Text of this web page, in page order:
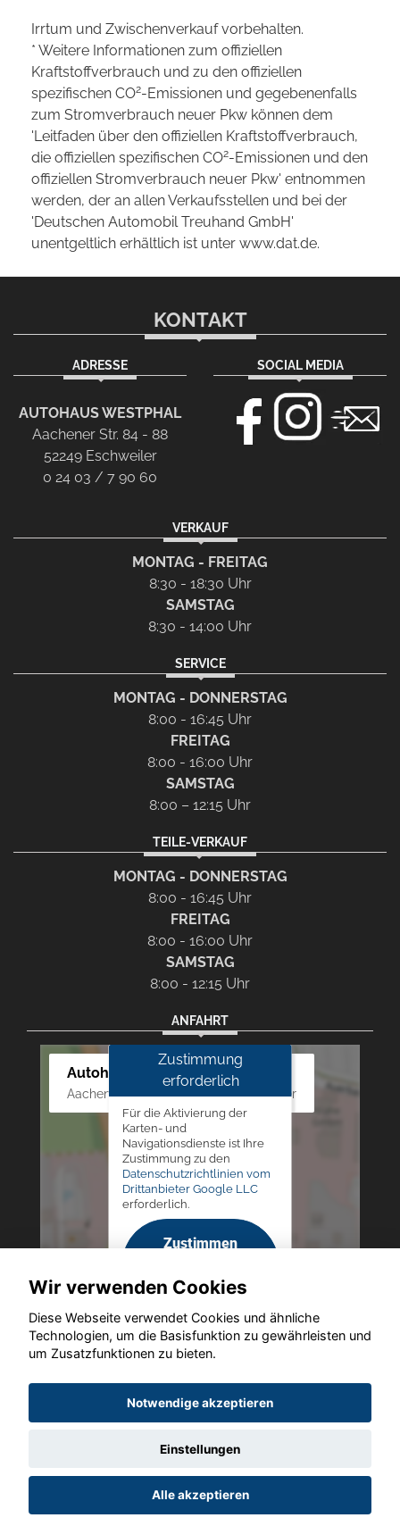
Irrtum und Zwischenverkauf vorbehalten.
* Weitere Informationen zum offiziellen
Kraftstoffverbrauch und zu den offiziellen
spezifischen CO2-Emissionen und gegebenenfalls
zum Stromverbrauch neuer Pkw können dem
'Leitfaden über den offiziellen Kraftstoffverbrauch,
die offiziellen spezifischen CO2-Emissionen und den
offiziellen Stromverbrauch neuer Pkw' entnommen
werden, der an allen Verkaufsstellen und bei der
'Deutschen Automobil Treuhand GmbH'
unentgeltlich erhältlich ist unter www.dat.de.
KONTAKT
ADRESSE
AUTOHAUS WESTPHAL
Aachener Str. 84 - 88
52249 Eschweiler
0 24 03 / 7 90 60
SOCIAL MEDIA
VERKAUF
MONTAG - FREITAG
8:30 - 18:30 Uhr
SAMSTAG
8:30 - 14:00 Uhr
SERVICE
MONTAG - DONNERSTAG
8:00 - 16:45 Uhr
FREITAG
8:00 - 16:00 Uhr
SAMSTAG
8:00 – 12:15 Uhr
TEILE-VERKAUF
MONTAG - DONNERSTAG
8:00 - 16:45 Uhr
FREITAG
8:00 - 16:00 Uhr
SAMSTAG
8:00 - 12:15 Uhr
ANFAHRT
Autohaus Westphal
Aachener Str. 84 - 88, 52249 Eschweiler
Zustimmung
erforderlich
Für die Aktivierung der
Karten- und
Navigationsdienste ist Ihre
Zustimmung zu den
Datenschutzrichtlinien vom
Drittanbieter Google LLC
erforderlich.
Zustimmen
aktivieren
Copyright © 2026. Autohaus Westphal
Datenschutz Impressum AGB
Wir verwenden Cookies
Diese Webseite verwendet Cookies und ähnliche
Technologien, um die Basisfunktion zu gewährleisten und
um Zusatzfunktionen zu bieten.
Notwendige akzeptieren
Einstellungen
Alle akzeptieren